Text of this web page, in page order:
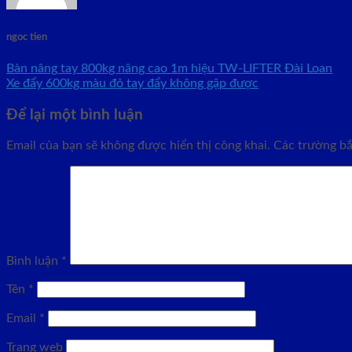
ngoc tien
Bàn nâng tay 800kg nâng cao 1m hiệu TW-LIFTER Đài Loan
Xe đẩy 600kg màu đỏ tay đẩy không gập được
Để lại một bình luận
Email của bạn sẽ không được hiển thị công khai. Các trường
Bình luận *
Tên *
Email *
Trang web